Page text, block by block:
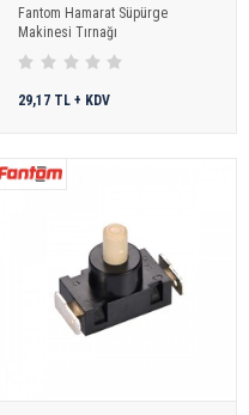
Fantom Hamarat Süpürge
Makinesi Tırnağı
29,17 TL + KDV